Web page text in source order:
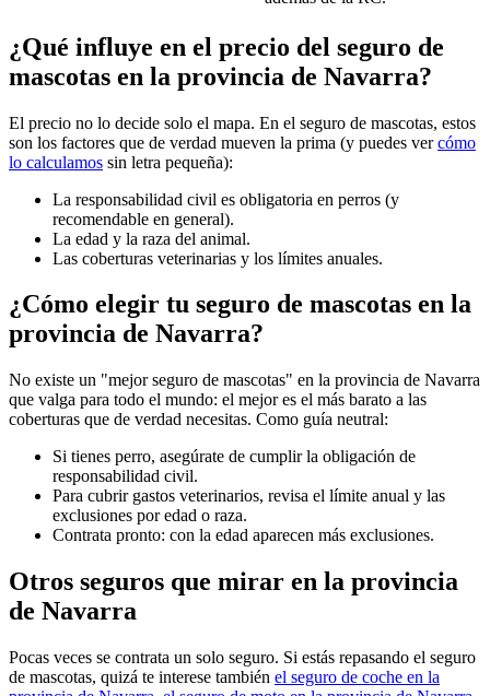
¿Qué influye en el precio del seguro de
mascotas en la provincia de Navarra?
El precio no lo decide solo el mapa. En el seguro de mascotas, estos
son los factores que de verdad mueven la prima (y puedes vercómo
lo calculamos sin letra pequeña):
La responsabilidad civil es obligatoria en perros (y
recomendable en general).
La edad y la raza del animal.
Las coberturas veterinarias y los límites anuales.
¿Cómo elegir tu seguro de mascotas en la
provincia de Navarra?
No existe un "mejor seguro de mascotas" en la provincia de Navarra
que valga para todo el mundo: el mejor es el más barato a las
coberturas que de verdad necesitas. Como guía neutral:
Si tienes perro, asegúrate de cumplir la obligación de
responsabilidad civil.
Para cubrir gastos veterinarios, revisa el límite anual y las
exclusiones por edad o raza.
Contrata pronto: con la edad aparecen más exclusiones.
Otros seguros que mirar en la provincia
de Navarra
Pocas veces se contrata un solo seguro. Si estás repasando el seguro
de mascotas, quizá te interese también el seguro de coche en la